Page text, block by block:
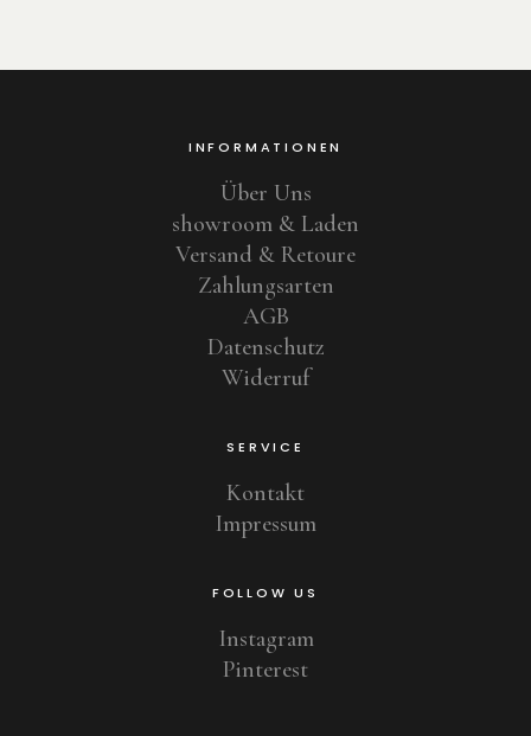
INFORMATIONEN
Über Uns
showroom & Laden
Versand & Retoure
Zahlungsarten
AGB
Datenschutz
Widerruf
SERVICE
Kontakt
Impressum
FOLLOW US
Instagram
Pinterest